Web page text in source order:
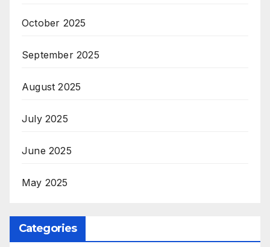
October 2025
September 2025
August 2025
July 2025
June 2025
May 2025
Categories